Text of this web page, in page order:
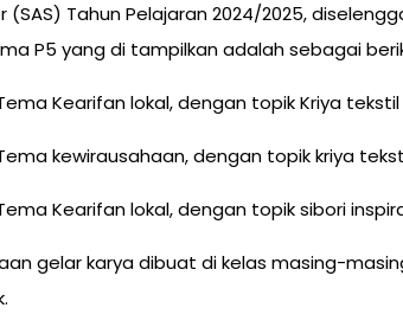
(SAS) Tahun Pelajaran 2024/2025,
P5 yang di tampilkan adalah sebagai
Kearifan lokal, dengan topik Kriya
kewirausahaan, dengan topik kriya
Kearifan lokal, dengan topik sibori
gelar karya dibuat di kelas masing-